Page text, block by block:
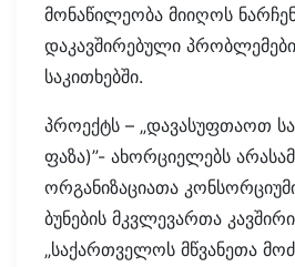
მონაწილეობა მიიღოს
დაკავშირებული
საკითხებში.
პროექტს – „დავასუფთაოთ
ფაზა)”- ახორციელებს
ორგანიზაციათა
ბუნების მკვლევართა
„საქართველოს მწვანეთა